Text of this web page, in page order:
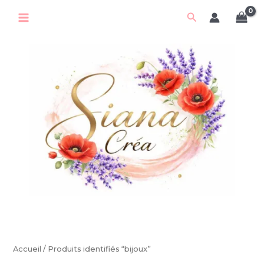
Rechercher
Accueil / Produits identifiés “bijoux”